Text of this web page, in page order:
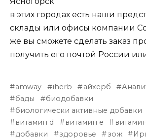
в этих городах есть наши
склады или офисы компании
же вы сможете сделать заказ
получить его почтой России
amway iherb айхерб
бады
биодобавки
биологически активные добавки
витамин d
витамин е
добавки
здоровье зож